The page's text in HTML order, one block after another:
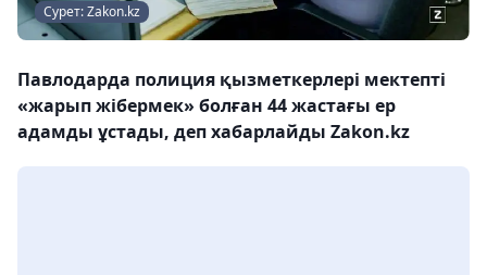
Сурет: Zakon.kz
Павлодарда полиция қызметкерлері мектепті
«жарып жібермек» болған 44 жастағы ер
адамды ұстады, деп хабарлайды Zakon.kz